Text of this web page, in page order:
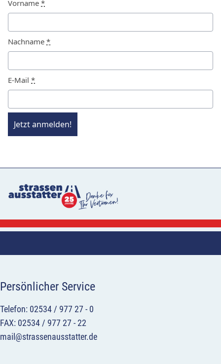
Vorname *
Nachname *
E-Mail *
Jetzt anmelden!
Persönlicher Service
Telefon: 02534 / 977 27 - 0
FAX: 02534 / 977 27 - 22
mail@strassenausstatter.de